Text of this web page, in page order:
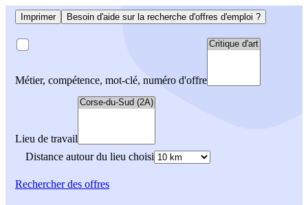
Imprimer Besoin d'aide sur la recherche d'offres d'emploi ?
Métier, compétence, mot-clé, numéro d'offre
Lieu de travail
Distance autour du lieu choisi
Rechercherdes offres